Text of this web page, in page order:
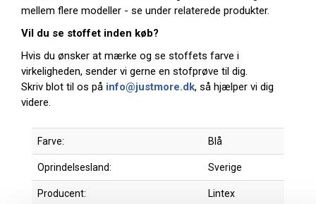
mellem flere modeller - se under relaterede produkter.
Vil du se stoffet inden køb?
Hvis du ønsker at mærke og se stoffets farve i
virkeligheden, sender vi gerne en stofprøve til dig.
Skriv blot til os på info@justmore.dk, så hjælper vi dig
videre.
Farve: Blå
Oprindelsesland: Sverige
Producent: Lintex